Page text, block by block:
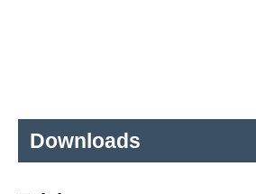
Downloads